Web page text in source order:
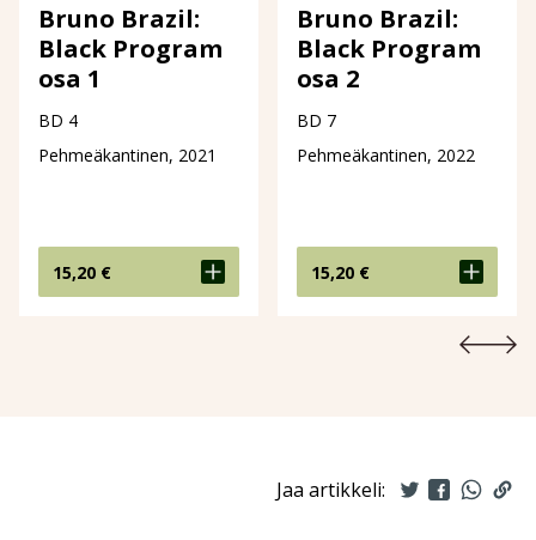
Bruno Brazil:
Black Program
osa 1
BD 4
Pehmeäkantinen, 2021
15,20 €
Bruno Brazil:
Black Program
osa 2
BD 7
Pehmeäkantinen, 2022
15,20 €
Jaa artikkeli: